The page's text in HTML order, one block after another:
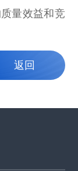
量效益和竞
返回